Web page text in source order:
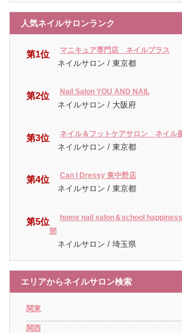
人気ネイルサロンランク
第1位 マニキュア専門店 ネイルプラス
ネイルサロン / 東京都
第2位 Nail Salon YOU AND NAIL
ネイルサロン / 大阪府
第3位 ネイル＆フットケアサロン ネイル
ネイルサロン / 東京都
第4位 Can I Dressy 東中野店
ネイルサロン / 東京都
第5位
home nail salon＆school
部
ネイルサロン / 埼玉県
エリアからネイルサロン検索
関東
関西